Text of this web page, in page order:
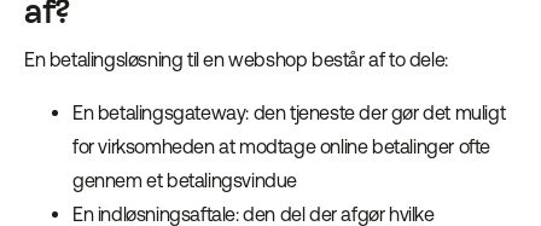
af?
En betalingsløsning til en webshop består af to dele:
En betalingsgateway: den tjeneste der gør det muligt
for virksomheden at modtage online betalinger ofte
gennem et betalingsvindue
En indløsningsaftale: den del der afgør hvilke